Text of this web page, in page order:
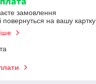
замовлення
повернуться на вашу картку